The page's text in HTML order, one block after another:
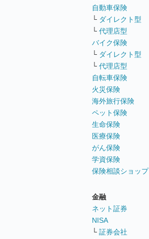
自動車保険
└ ダイレクト型
└ 代理店型
バイク保険
└ ダイレクト型
└ 代理店型
自転車保険
火災保険
海外旅行保険
ペット保険
生命保険
医療保険
がん保険
学資保険
保険相談ショップ
金融
ネット証券
NISA
└ 証券会社